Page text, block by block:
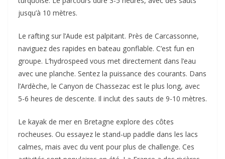
jusqu’à 10 mètres.
Le rafting sur l’Aude est palpitant. Près de Carcassonne,
naviguez des rapides en bateau gonflable. C’est fun en
groupe. L’hydrospeed vous met directement dans l’eau
avec une planche. Sentez la puissance des courants. Dans
l’Ardèche, le Canyon de Chassezac est le plus long, avec
5-6 heures de descente. Il inclut des sauts de 9-10 mètres.
Le kayak de mer en Bretagne explore des côtes
rocheuses. Ou essayez le stand-up paddle dans les lacs
calmes, mais avec du vent pour plus de challenge. Ces